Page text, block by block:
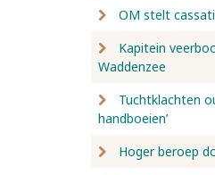
OM stelt
Kapitein
Waddenzee
Tuchtklachten
handboeien’
Hoger beroep